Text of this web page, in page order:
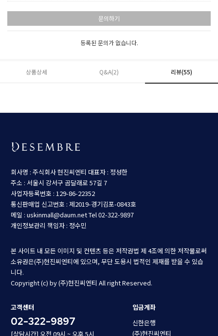
문의하기
등록된 문의가 없습니다.
상품상세 Q&A(2) 리뷰(55)
회사명 : 주식회사 현진씨엔티 대표자 : 정성한
주소 : 서울시 강서구 곰달래로 57길 7
사업자등록번호 : 129-86-22352
통신판매업 신고번호 : 제2019-경기김포-0843호
메일 : uskinmall@daum.netTel 02-322-9897
개인정보관리 책임자 : 정수민
본 사이트 내 모든 이미지 및 컨텐츠 등은 저작권법 제 4조에 의한 저작물로써
소유권은(주)현진씨엔티에 있으며, 무단 도용시 법적인 제재를 받을 수 있습
니다.
Copyright (c) by (주)현진씨엔티 All right Reserved.
고객센터
02-322-9897
[상담시간] 오전 09시 ~ 오후 5시
입금계좌
신한은행
(주)현진씨엔티